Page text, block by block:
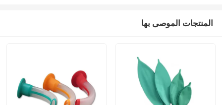
المنتجات الموصى بها